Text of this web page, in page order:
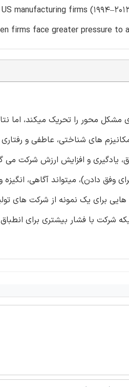
manufacturing firms
firms face greater pressure to
محور را تحریک میکند، اما
های شناختی، عاطفی و
یادگیری و افزایش ارزش شرکت
دادن)، میتواند آگاهی، انگیزه
با فشار بیشتری برای انطباق